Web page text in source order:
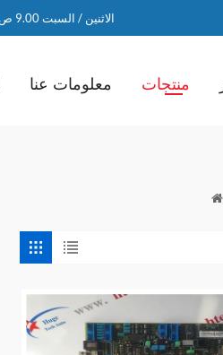
الاثنين / السبت 9.00 ص إلى 7:00 م
معلومات عنا منتجات